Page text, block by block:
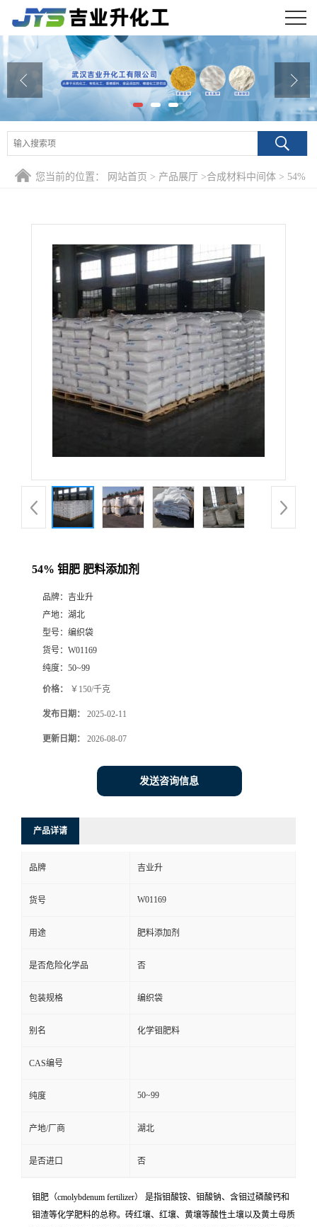
公司首页
公司介绍
产品展厅
证书荣誉
在线留言
您当前的位置： 网站首页 > 产品展厅 >合成材料中间体 > 54%
54% 钼肥 肥料添加剂
品牌： 吉业升
产地： 湖北
型号： 编织袋
货号： W01169
纯度： 50~99
价格： ￥150/千克
发布日期： 2025-02-11
更新日期： 2026-08-07
发送咨询信息
产品详请
品牌 吉业升
货号 W01169
用途 肥料添加剂
是否危险化学品 否
包装规格 编织袋
别名 化学钼肥料
CAS编号
纯度 50~99
产地/厂商 湖北
是否进口 否
钼肥（cmolybdenum fertilizer） 是指钼酸铵、钼酸钠、含钼过磷酸钙和
钼渣等化学肥料的总称。砖红壤、红壤、黄壤等酸性土壤以及黄土母质